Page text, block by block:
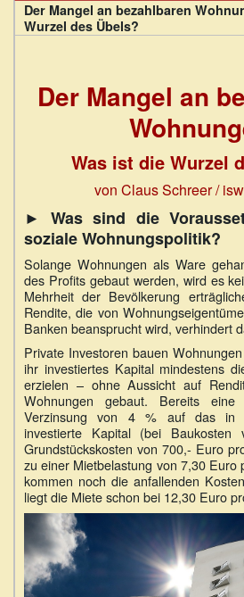
Der Mangel an bezahlbaren
Wurzel des Übels?
Der Mangel an
Was ist die Wurzel
von Claus Schreer /
► Was sind die
soziale Wohnungspolitik?
Solange Wohnungen als Ware
des Profits gebaut werden, wird es
Mehrheit der Bevölkerung
Rendite, die von
Banken beansprucht wird, verhindert
Private Investoren bauen
ihr investiertes Kapital mindestens
erzielen – ohne Aussicht auf
Wohnungen gebaut. Bereits
Verzinsung von 4 % auf das in
investierte Kapital (bei
Grundstückskosten von 700,- Euro
zu einer Mietbelastung von 7,30 Euro
kommen noch die anfallenden
liegt die Miete schon bei 12,30 Euro